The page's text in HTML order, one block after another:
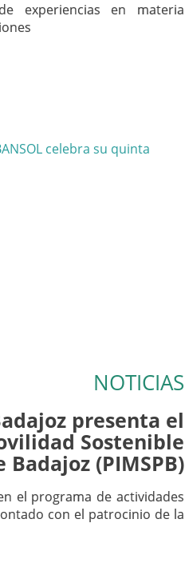
experiencias en materia
NOTICIAS
presenta el
Sostenible
(PIMSPB)
el programa de actividades
con el patrocinio de la